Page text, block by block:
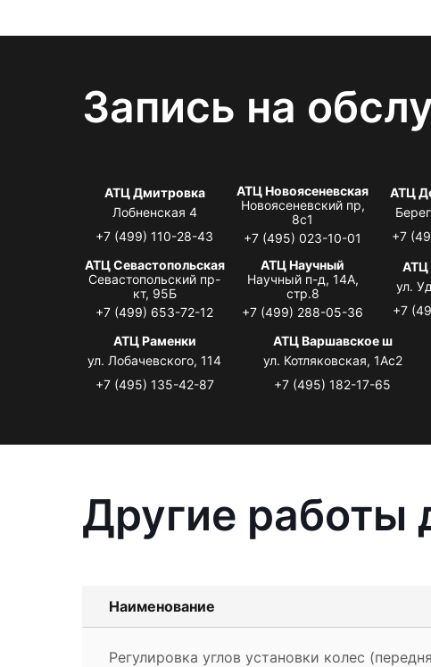
Запись на
АТЦ Дмитровка
Лобненская 4
+7 (499) 110-28-43
АТЦ Новоясеневская
Новоясеневский пр,
8с1
+7 (495) 023-10-01
АТЦ
+7
АТЦ Севастопольская
Севастопольский пр-
кт, 95Б
+7 (499) 653-72-12
АТЦ Научный
Научный п-д, 14А,
стр.8
+7 (499) 288-05-36
АТЦ
ул.
+7
АТЦ Раменки
ул. Лобачевского, 114
+7 (495) 135-42-87
АТЦ Варшавское ш
ул. Котляковская, 1Ас2
+7 (495) 182-17-65
Другие работы
Наименование
Регулировка углов установки колес